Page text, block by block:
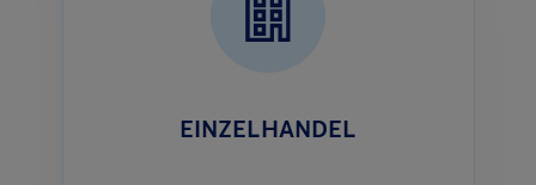
EINZELHANDEL